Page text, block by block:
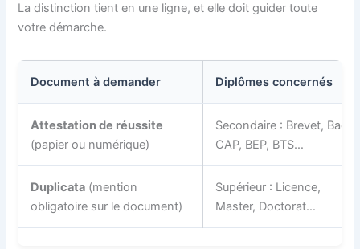
La distinction tient en une ligne, et elle doit guider toute
votre démarche.
Document à demander Diplômes concernés
Attestation de réussite
(papier ou numérique)
Secondaire : Brevet, Bac,
CAP, BEP, BTS…
Duplicata (mention
obligatoire sur le document)
Supérieur : Licence,
Master, Doctorat…